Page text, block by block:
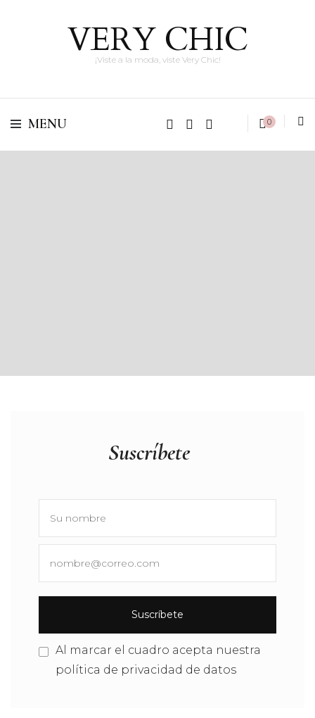
VERY CHIC
¡Viste a la moda, viste Very Chic!
MENU 0
Suscríbete
Al marcar el cuadro acepta nuestra
política de privacidad de datos